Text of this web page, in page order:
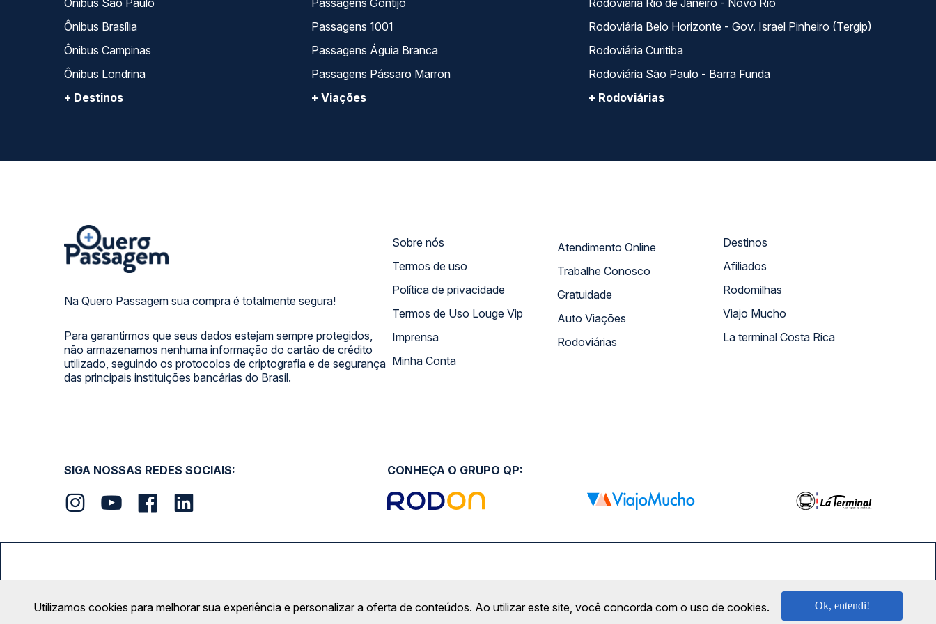
Ônibus São Paulo
Ônibus Brasília
Ônibus Campinas
Ônibus Londrina
+ Destinos
Passagens Gontijo
Passagens 1001
Passagens Águia Branca
Passagens Pássaro Marron
+ Viações
Rodoviária Rio de Janeiro - Novo Rio
Rodoviária Belo Horizonte - Gov. Israel Pinheiro (Tergip)
Rodoviária Curitiba
Rodoviária São Paulo - Barra Funda
+ Rodoviárias
Na Quero Passagem sua compra é totalmente segura!
Para garantirmos que seus dados estejam sempre protegidos,
não armazenamos nenhuma informação do cartão de crédito
utilizado, seguindo os protocolos de criptografia e de segurança
das principais instituições bancárias do Brasil.
Sobre nós
Termos de uso
Política de privacidade
Termos de Uso Louge Vip
Imprensa
Minha Conta
Atendimento Online
Trabalhe Conosco
Gratuidade
Auto Viações
Rodoviárias
Destinos
Afiliados
Rodomilhas
Viajo Mucho
La terminal Costa Rica
SIGA NOSSAS REDES SOCIAIS: CONHEÇA O GRUPO QP:
Utilizamos cookies para melhorar sua experiência e personalizar a oferta de conteúdos. Ao utilizar este site, você concorda com o uso de cookies.
Ok, entendi!